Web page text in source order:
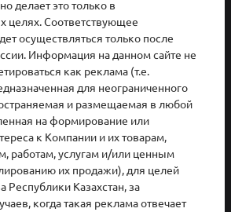
независимым
KPMG
компания «КазМунайГаз»
делает это только в
целях. Соответствующее
осуществляться только после
Информация на данном сайте не
как реклама (т.е.
для неограниченного
и размещаемая в любой
на формирование или
к Компании и их товарам,
работам, услугам и/или ценным
их продажи), для целей
Республики Казахстан, за
когда такая реклама отвечает